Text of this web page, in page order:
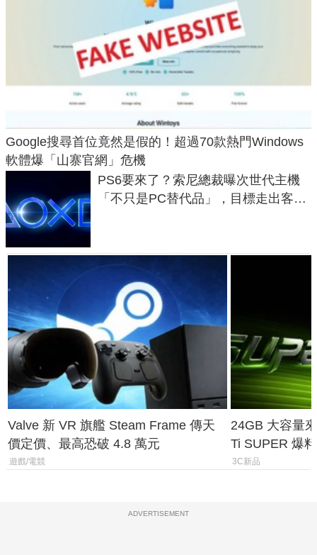
Google搜尋首位竟然是假的！超過70款熱門Windows
軟體爆「山寨官網」危機
PS6要來了？索尼總裁曝次世代主機
「不只是PC替代品」，目標走出客
Valve 新 VR 旗艦 Steam Frame 傳天
價定價、最高恐破 4.8 萬元
遊戲/電競
24GB 大容量
Ti SUPER 爆
上市時間
3C新品
ADVERTISEMENT